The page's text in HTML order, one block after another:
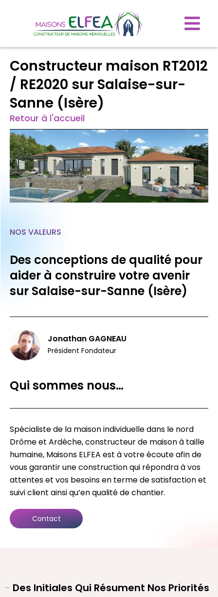
Constructeur maison RT2012
/ RE2020 sur Salaise-sur-
Sanne (Isère)
Retour à l'accueil
Qui sommes nous…
Spécialiste de la maison individuelle dans le nord
Drôme et Ardèche, constructeur de maison à taille
humaine, Maisons ELFEA est à votre écoute afin de
vous garantir une construction qui répondra à vos
attentes et vos besoins en terme de satisfaction et
suivi client ainsi qu’en qualité de chantier.
Contact
NOS VALEURS
Des conceptions de qualité pour
aider à construire votre avenir
sur Salaise-sur-Sanne (Isère)
Jonathan GAGNEAU
Président Fondateur
- Des Initiales Qui Résument Nos Priorités